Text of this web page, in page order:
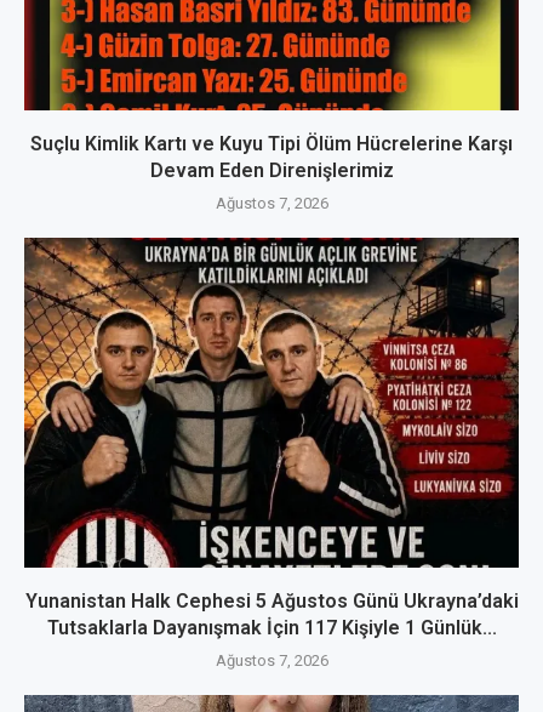
Suçlu Kimlik Kartı ve Kuyu Tipi Ölüm Hücrelerine Karşı
Devam Eden Direnişlerimiz
Ağustos 7, 2026
Yunanistan Halk Cephesi 5 Ağustos Günü Ukrayna’daki
Tutsaklarla Dayanışmak İçin 117 Kişiyle 1 Günlük...
Ağustos 7, 2026